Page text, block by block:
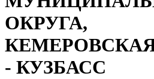
ОКРУГА,
- КУЗБАСС